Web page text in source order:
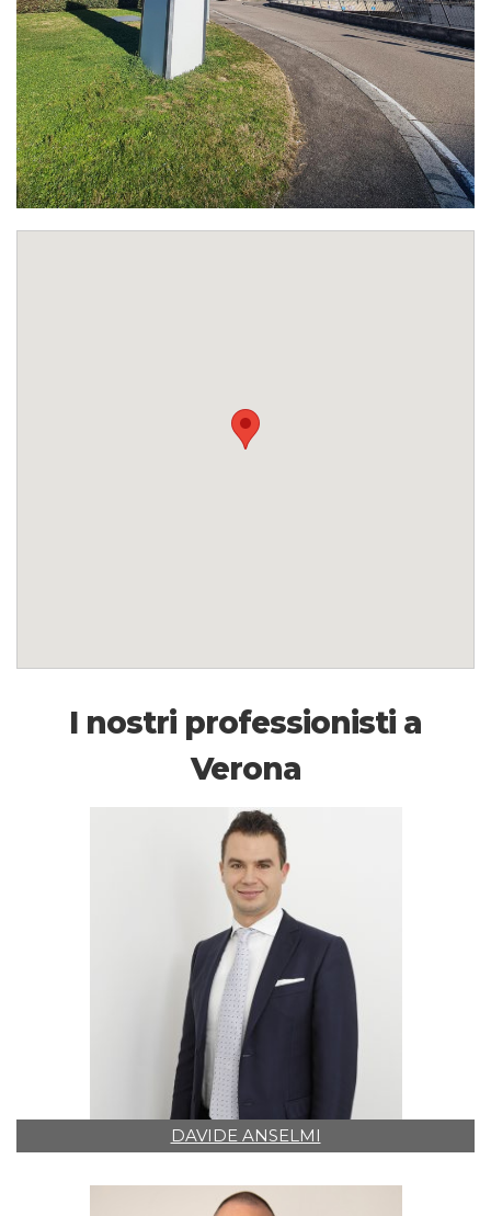
I nostri professionisti a
Verona
DAVIDE ANSELMI